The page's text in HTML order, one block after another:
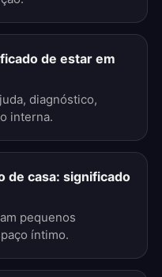
de estar em
diagnóstico,
interna.
de casa: significado
pequenos
íntimo.